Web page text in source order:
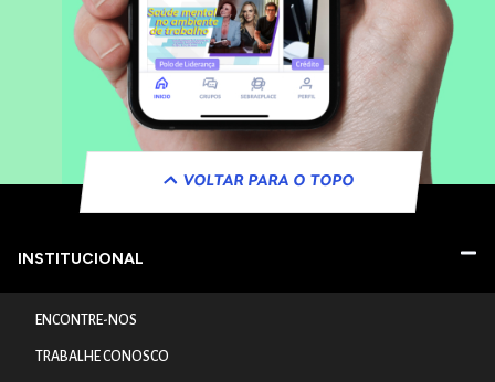
VOLTAR PARA O TOPO
INSTITUCIONAL
ENCONTRE-NOS
TRABALHE CONOSCO